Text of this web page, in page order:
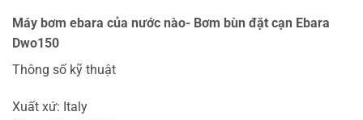
Máy bơm ebara của nước nào- Bơm bùn đặt cạn Ebara
Dwo150
Thông số kỹ thuật
Xuất xứ: Italy